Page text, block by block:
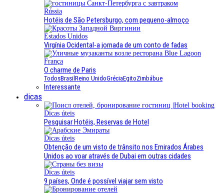
Rússia
Hotéis de São Petersburgo, com pequeno-almoço
Estados Unidos
Virgínia Ocidental-a jornada de um conto de fadas
França
O charme de Paris
TodosBrasil Reino UnidoGréciaEgitoZimbábue
Interessante
dicas
Dicas úteis
Pesquisar Hotéis, Reservas de Hotel
Dicas úteis
Obtenção de um visto de trânsito nos Emirados Árabes
Unidos ao voar através de Dubai em outras cidades
Dicas úteis
9 países, Onde é possível viajar sem visto